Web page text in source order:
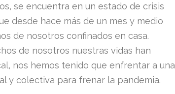
se encuentra en un estado de crisis
desde hace más de un mes y medio
de nosotros confinados en casa.
de nosotros nuestras vidas han
nos hemos tenido que enfrentar a una
y colectiva para frenar la pandemia.